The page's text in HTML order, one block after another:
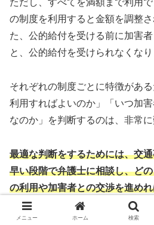
ただし、すべてを満額まで利用
の制度を利用すると金額を調整
た、公的給付を受ける前に加害
と、公的給付を受けられなくなり
それぞれの制度ごとに特徴があ
利用すればよいのか」「いつ加
なのか」を判断するのは、非常に
最適な判断をするためには、交
早い段階で弁護士に相談し、どの
の利用や加害者との交渉を進め
た方がよい
でしょう。
メニュー ホーム 検索